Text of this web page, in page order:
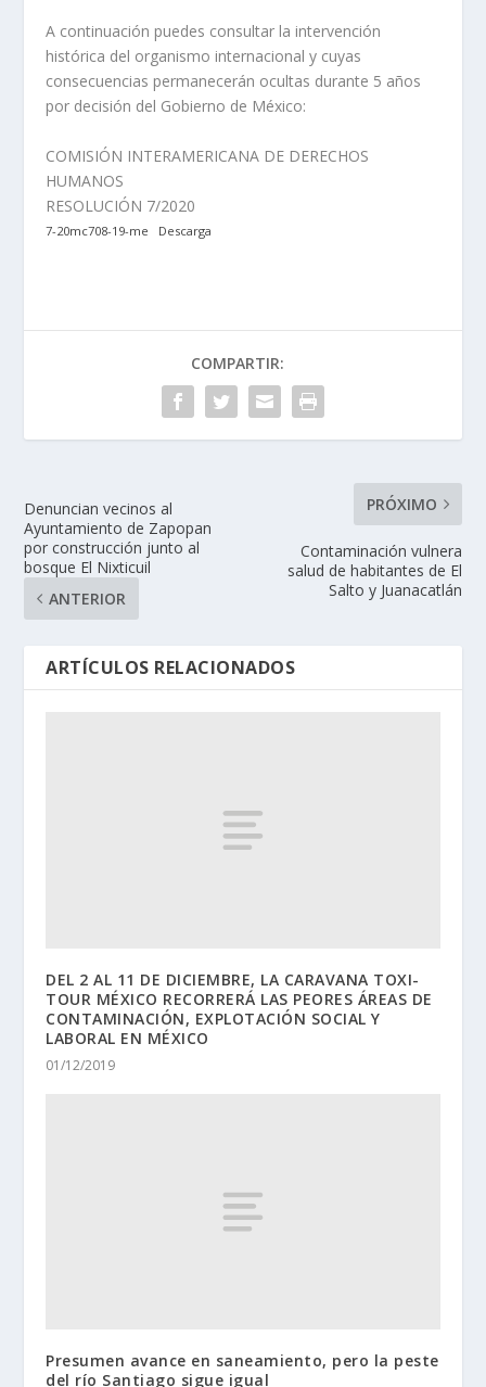
A continuación puedes consultar la intervención
histórica del organismo internacional y cuyas
consecuencias permanecerán ocultas durante 5 años
por decisión del Gobierno de México:
COMISIÓN INTERAMERICANA DE DERECHOS
HUMANOS
RESOLUCIÓN 7/2020
7-20mc708-19-me Descarga
COMPARTIR:
Denuncian vecinos al
Ayuntamiento de Zapopan
por construcción junto al
bosque El Nixticuil
ANTERIOR
PRÓXIMO
Contaminación vulnera
salud de habitantes de El
Salto y Juanacatlán
ARTÍCULOS RELACIONADOS
DEL 2 AL 11 DE DICIEMBRE, LA CARAVANA TOXI-
TOUR MÉXICO RECORRERÁ LAS PEORES ÁREAS DE
CONTAMINACIÓN, EXPLOTACIÓN SOCIAL Y
LABORAL EN MÉXICO
01/12/2019
Presumen avance en saneamiento, pero la peste
del río Santiago sigue igual